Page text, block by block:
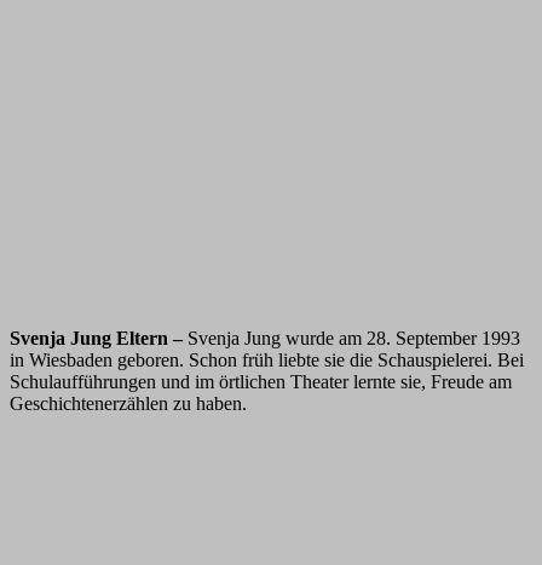
Svenja Jung Eltern – Svenja Jung wurde am 28. September 1993
in Wiesbaden geboren. Schon früh liebte sie die Schauspielerei. Bei
Schulaufführungen und im örtlichen Theater lernte sie, Freude am
Geschichtenerzählen zu haben.